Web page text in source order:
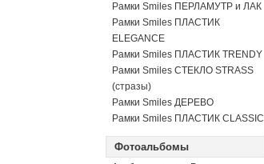
Рамки Smiles ПЕРЛАМУТР и ЛАК
Рамки Smiles ПЛАСТИК
ELEGANCE
Рамки Smiles ПЛАСТИК TRENDY
Рамки Smiles СТЕКЛО STRASS
(стразы)
Рамки Smiles ДЕРЕВО
Рамки Smiles ПЛАСТИК CLASSIC
Фотоальбомы